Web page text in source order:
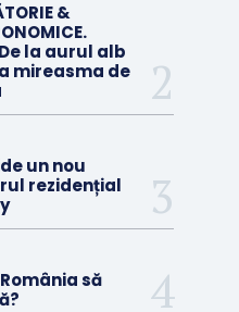
&
la aurul alb
mireasma de
un nou
rezidențial
să